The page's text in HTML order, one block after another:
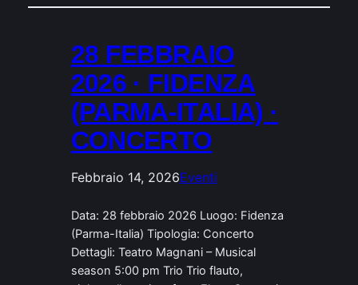
28 FEBBRAIO
2026 · FIDENZA
(PARMA-ITALIA) ·
CONCERTO
Febbraio 14, 2026Eventi
Data: 28 febbraio 2026 Luogo: Fidenza
(Parma-Italia) Tipologia: Concerto
Dettagli: Teatro Magnani – Musical
season 5:00 pm Trio Trio flauto,